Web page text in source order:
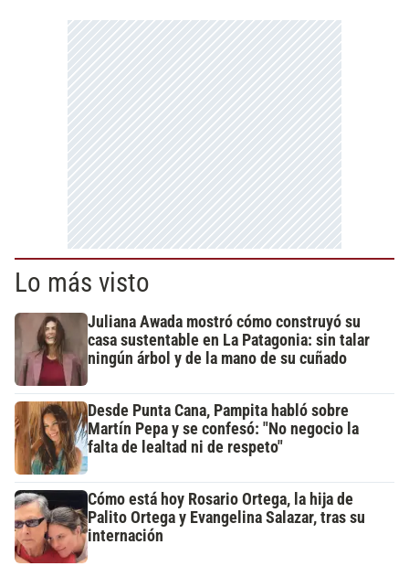
Lo más visto
Juliana Awada mostró cómo construyó su
casa sustentable en La Patagonia: sin talar
ningún árbol y de la mano de su cuñado
Desde Punta Cana, Pampita habló sobre
Martín Pepa y se confesó: "No negocio la
falta de lealtad ni de respeto"
Cómo está hoy Rosario Ortega, la hija de
Palito Ortega y Evangelina Salazar, tras su
internación